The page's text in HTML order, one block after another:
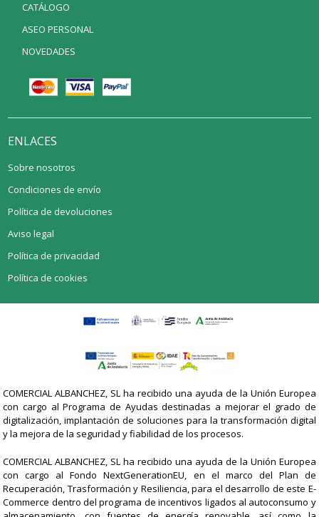
CATÁLOGO
ASEO PERSONAL
NOVEDADES
ENLACES
Sobre nosotros
Condiciones de envío
Política de devoluciones
Aviso legal
Política de privacidad
Política de cookies
COMERCIAL ALBANCHEZ, SL ha recibido una ayuda de la Unión Europea
con cargo al Programa de Ayudas destinadas a mejorar el grado de
digitalización, implantación de soluciones para la transformación digital
y la mejora de la seguridad y fiabilidad de los procesos.
COMERCIAL ALBANCHEZ, SL ha recibido una ayuda de la Unión Europea
con cargo al Fondo NextGenerationEU, en el marco del Plan de
Recuperación, Trasformación y Resiliencia, para el desarrollo de este E-
Commerce dentro del programa de incentivos ligados al autoconsumo y